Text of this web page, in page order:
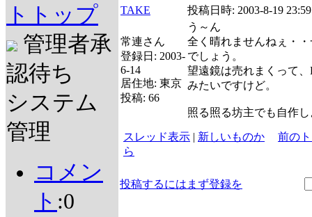
トトップ
管理者承
認待ち
システム
管理
コメン
ト :0
TAKE
投稿日時: 2003-8-19 23:59
常連さん
登録日: 2003-
6-14
居住地: 東京
投稿: 66
う～ん
全く晴れませんねぇ・
でしょう。
望遠鏡は売れまくって
みたいですけど。
照る照る坊主でも自作
スレッド表示 | 新しいものか
ら
前の
投稿するにはまず登録を